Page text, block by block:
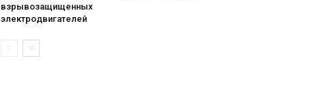
взрывозащищенных
электродвигателей